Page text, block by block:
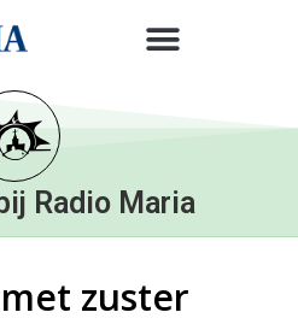
Radio Maria
zuster